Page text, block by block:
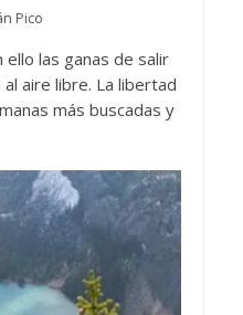
Pico
ello las ganas de salir
aire libre. La libertad
más buscadas y